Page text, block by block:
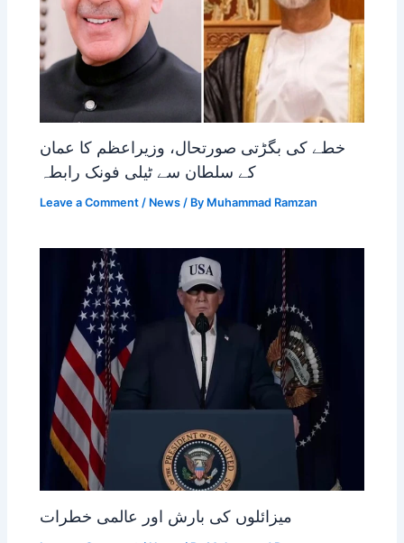
خطے کی بگڑتی صورتحال، وزیراعظم کا عمان
کے سلطان سے ٹیلی فونک رابطہ
Leave a Comment / News / By Muhammad Ramzan
میزائلوں کی بارش اور عالمی خطرات